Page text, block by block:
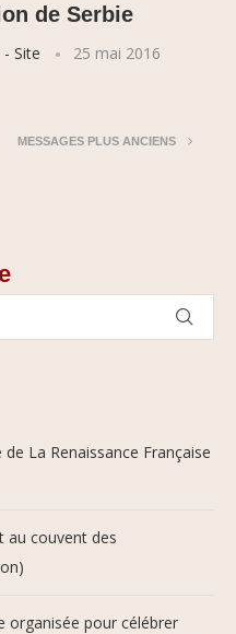
de Serbie
Site 25 mai 2016
MESSAGES PLUS ANCIENS
La Renaissance Française
au couvent des
organisée pour célébrer